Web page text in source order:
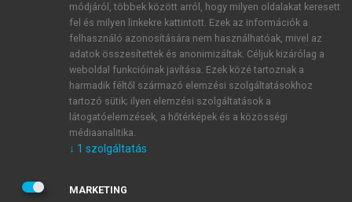
ÚJ FIÓK LÉTREHOZÁSA
1 óra díjmentes hozzáférés
E-MAIL-CÍM
JELSZÓ
módjáról, többek között arról, hogy milyen oldalakat keresett
fel és milyen linkekre kattintott. Ezek az információk a
felhasználó azonosítására nem használhatóak, mivel az
adatok összesítettek és anonimizáltak. Céljuk kizárólag a
weboldal funkcióinak javítása. Ezek közé tartoznak a
harmadik féltől származó elemzési szolgáltatásokhoz
tartozó sütik; ilyen elemzési szolgáltatások a
látogatóelemzések, a hőtérképek és a közösségi
médiaanalitika.
↓ 1 szolgáltatás
MARKETING